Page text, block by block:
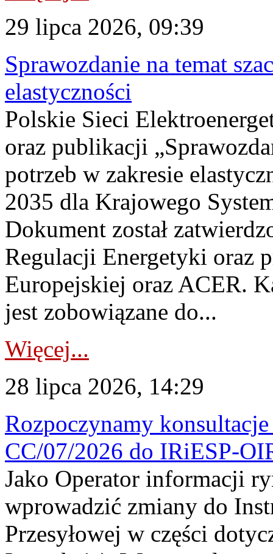
29 lipca 2026, 09:39
Sprawozdanie na temat
elastyczności
Polskie Sieci
oraz publikacji
potrzeb w zakresie
2035 dla Krajowego
Dokument został
Regulacji Energetyki oraz
Europejskiej oraz ACER.
jest zobowiązane do...
Więcej...
28 lipca 2026, 14:29
Rozpoczynamy
CC/07/2026 do IRiESP-
Jako Operator informacji
wprowadzić zmiany do
Przesyłowej w części